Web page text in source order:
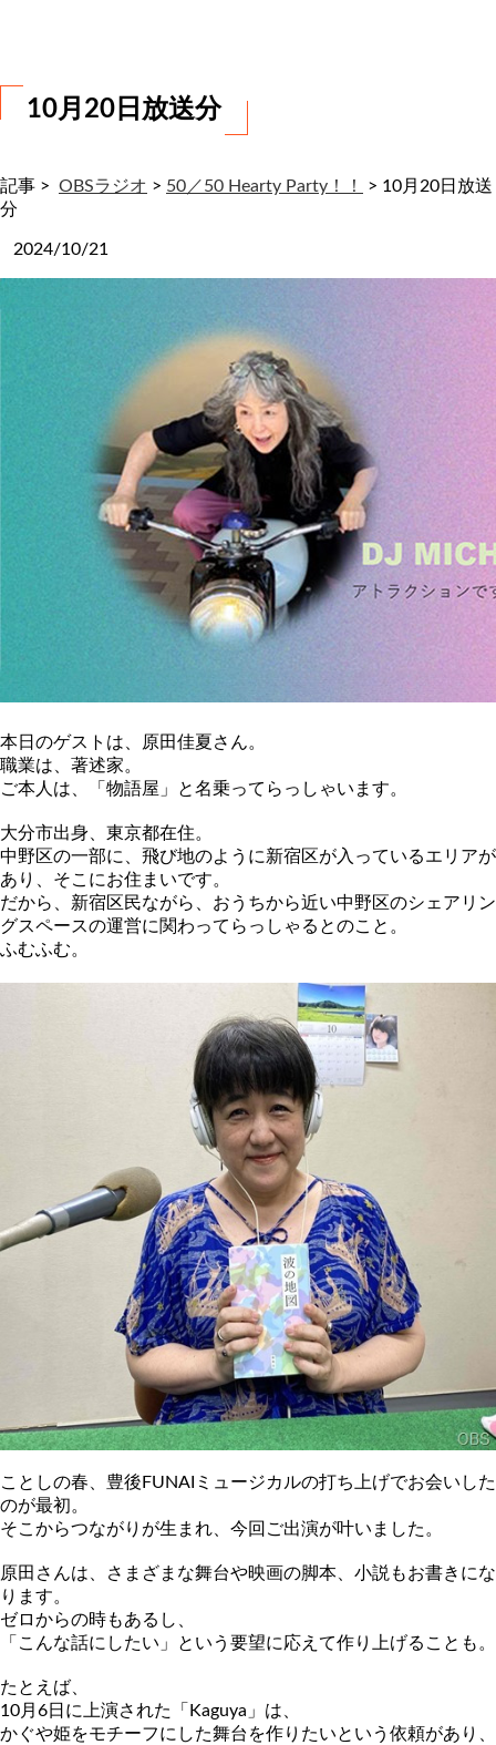
10月20日放送分
記事 > OBSラジオ > 50／50 Hearty Party！！ > 10月20日放送
分
2024/10/21
本日のゲストは、原田佳夏さん。
職業は、著述家。
ご本人は、「物語屋」と名乗ってらっしゃいます。
大分市出身、東京都在住。
中野区の一部に、飛び地のように新宿区が入っているエリアが
あり
、そこにお住まいです。
だから、新宿区民ながら、おうちから近い中野区のシェアリン
グスペースの運営に関わってらっしゃるとのこと。
ふむふむ。
ことしの春、豊後FUNAIミュージカルの打ち上げでお会いした
のが最初。
そこからつながりが生まれ、今回ご出演が叶いました。
原田さんは、さまざまな舞台や映画の脚本、小説もお書きにな
りま す。
ゼロからの時もあるし、
「こんな話にしたい」という要望に応えて作り上げることも。
たとえば、
10月6日に上演された「Kaguya」は、
かぐや姫をモチーフにした舞台を作りたいという依頼があり、